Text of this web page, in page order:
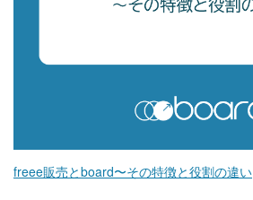
freee販売とboard〜その特徴と役割の違い